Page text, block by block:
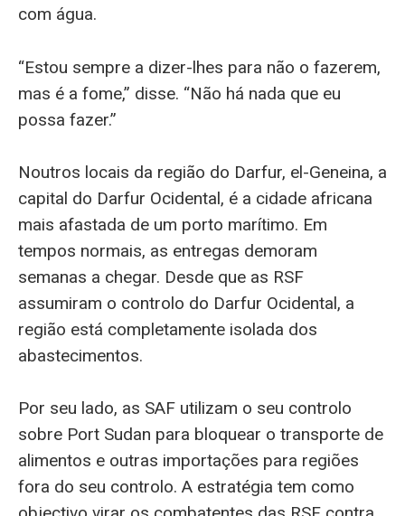
com água.
“Estou sempre a dizer-lhes para não o fazerem,
mas é a fome,” disse. “Não há nada que eu
possa fazer.”
Noutros locais da região do Darfur, el-Geneina, a
capital do Darfur Ocidental, é a cidade africana
mais afastada de um porto marítimo. Em
tempos normais, as entregas demoram
semanas a chegar. Desde que as RSF
assumiram o controlo do Darfur Ocidental, a
região está completamente isolada dos
abastecimentos.
Por seu lado, as SAF utilizam o seu controlo
sobre Port Sudan para bloquear o transporte de
alimentos e outras importações para regiões
fora do seu controlo. A estratégia tem como